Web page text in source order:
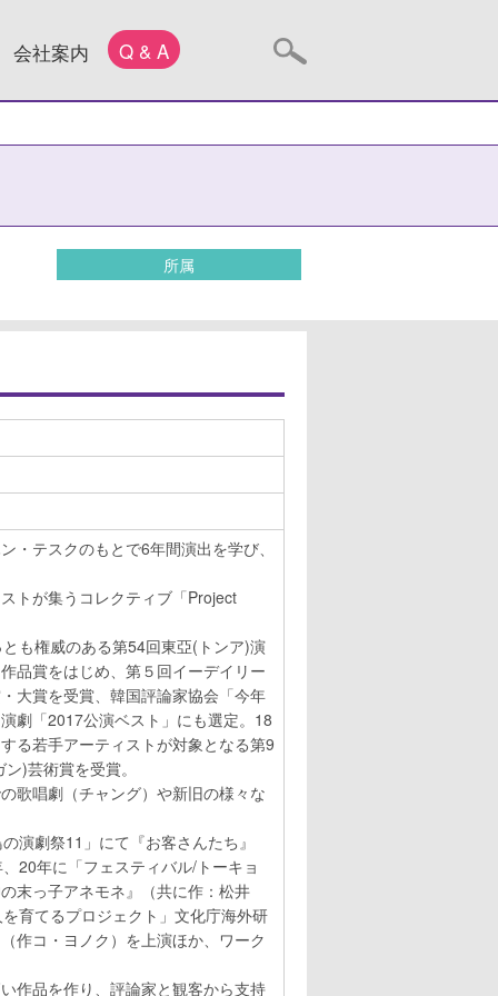
会社案内 Q & A
所属
・テスクのもとで6年間演出を学び、
トが集うコレクティブ「Project
も権威のある第54回東亞(トンア)演
品賞をはじめ、第５回イーデイリー
大賞を受賞、韓国評論家協会「今年
劇「2017公演ベスト」にも選定。18
る若手アーティストが対象となる第9
)芸術賞を受賞。
歌唱劇（チャング）や新旧の様々な
演劇祭11」にて『お客さんたち』
20年に「フェスティバル/トーキョ
末っ子アネモネ』（共に作：松井
育てるプロジェクト」文化庁海外研
作コ・ヨノク）を上演ほか、ワーク
作品を作り、評論家と観客から支持